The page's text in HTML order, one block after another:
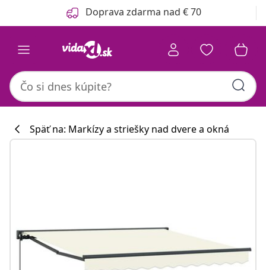
Predchádzajúce Doprava zdarma nad € 70
Späť na: Markízy a striešky nad dvere a okná